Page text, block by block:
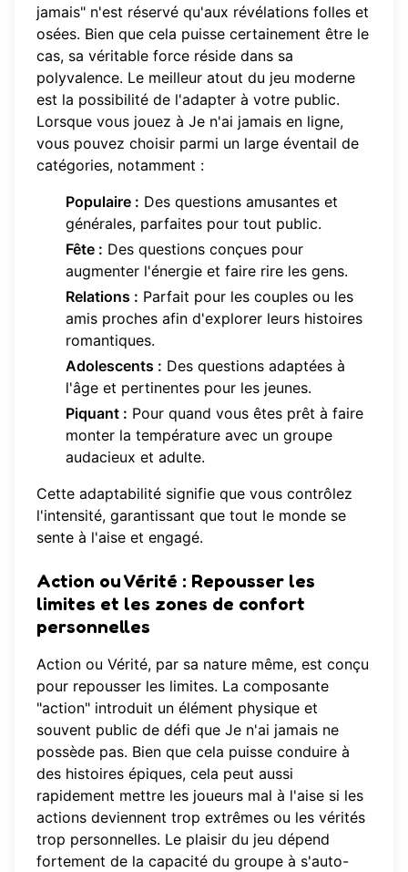
jamais" n'est réservé qu'aux révélations folles et
osées. Bien que cela puisse certainement être le
cas, sa véritable force réside dans sa
polyvalence. Le meilleur atout du jeu moderne
est la possibilité de l'adapter à votre public.
Lorsque vous jouez à Je n'ai jamais en ligne,
vous pouvez choisir parmi un large éventail de
catégories, notamment :
Populaire : Des questions amusantes et
générales, parfaites pour tout public.
Fête : Des questions conçues pour
augmenter l'énergie et faire rire les gens.
Relations : Parfait pour les couples ou les
amis proches afin d'explorer leurs histoires
romantiques.
Adolescents : Des questions adaptées à
l'âge et pertinentes pour les jeunes.
Piquant : Pour quand vous êtes prêt à faire
monter la température avec un groupe
audacieux et adulte.
Cette adaptabilité signifie que vous contrôlez
l'intensité, garantissant que tout le monde se
sente à l'aise et engagé.
Action ou Vérité : Repousser les
limites et les zones de confort
personnelles
Action ou Vérité, par sa nature même, est conçu
pour repousser les limites. La composante
"action" introduit un élément physique et
souvent public de défi que Je n'ai jamais ne
possède pas. Bien que cela puisse conduire à
des histoires épiques, cela peut aussi
rapidement mettre les joueurs mal à l'aise si les
actions deviennent trop extrêmes ou les vérités
trop personnelles. Le plaisir du jeu dépend
fortement de la capacité du groupe à s'auto-